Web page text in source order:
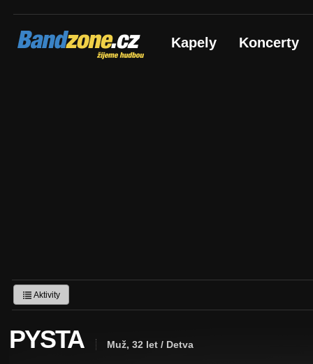
Bandzone.cz
žijeme hudbou Kapely Koncerty
Aktivity
PYSTA Muž, 32 let / Detva